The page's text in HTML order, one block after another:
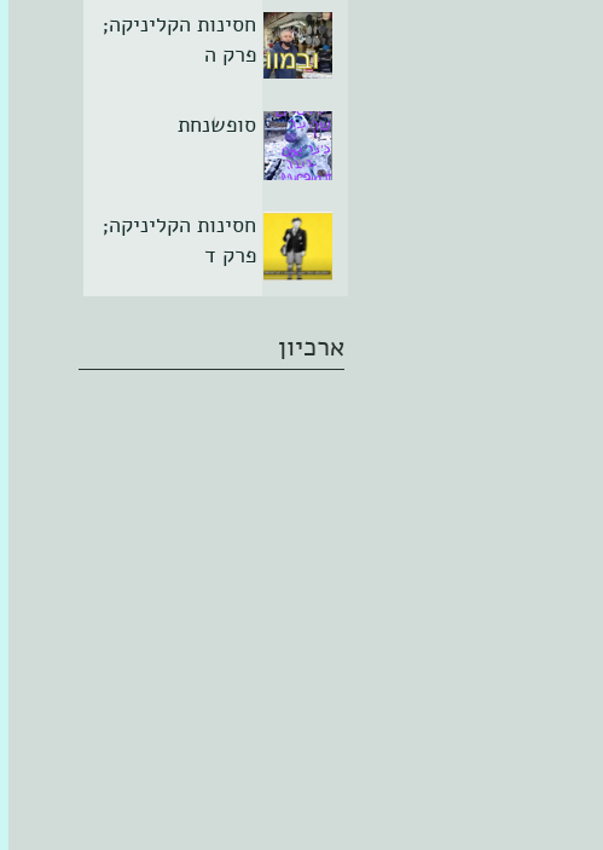
חסינות הקליניקה;
פרק ה
סופשנחת
חסינות הקליניקה;
פרק ד
ארכיון